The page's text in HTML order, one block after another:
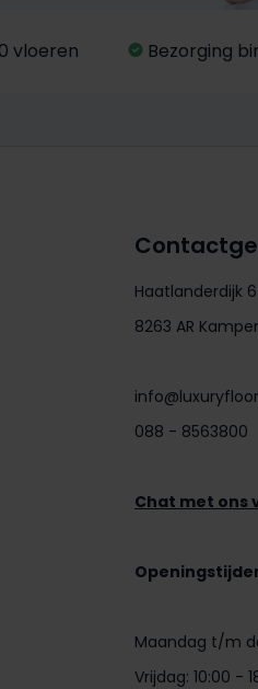
vloeren Bezorging
Haatlanderdijk
8263 AR
088 - 8563800
Chat met ons
Maandag t/m
Vrijdag: 10:00 -